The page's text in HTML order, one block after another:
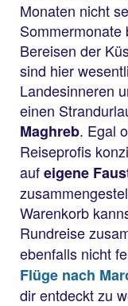
Monaten nicht
Bereisen der
sind hier
Landesinneren
einen
Maghreb. Egal
Reiseprofis
aufeigene
Warenkorb
Rundreise
ebenfalls nicht
Flüge nach
dir entdeckt zu